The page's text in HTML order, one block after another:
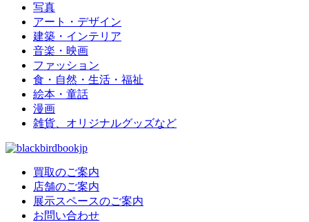
写真
アート・デザイン
建築・インテリア
音楽・映画
ファッション
食・自然・生活・福祉
絵本・童話
漫画
雑貨、オリジナルグッズなど
買取のご案内
店舗のご案内
展示スペースのご案内
お問い合わせ